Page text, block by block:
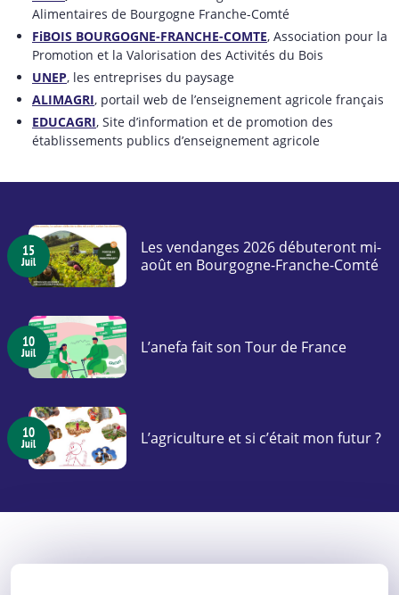
Alimentaires de Bourgogne Franche-Comté
FiBOIS BOURGOGNE-FRANCHE-COMTE, Association pour la
Promotion et la Valorisation des Activités du Bois
UNEP, les entreprises du paysage
ALIMAGRI, portail web de l’enseignement agricole français
EDUCAGRI, Site d’information et de promotion des
établissements publics d’enseignement agricole
15
Juil
Les vendanges 2026 débuteront mi-
août en Bourgogne-Franche-Comté
10
Juil L’anefa fait son Tour de France
10
Juil L’agriculture et si c’était mon futur ?